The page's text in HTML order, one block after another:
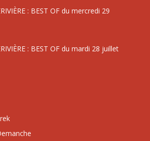
: BEST OF du mercredi 29
: BEST OF du mardi 28 juillet